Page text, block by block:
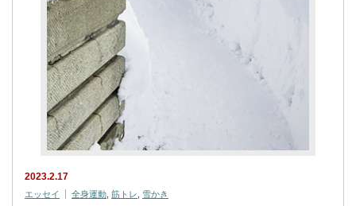
2023.2.17
エッセイ 全身運動 筋トレ 雪かき